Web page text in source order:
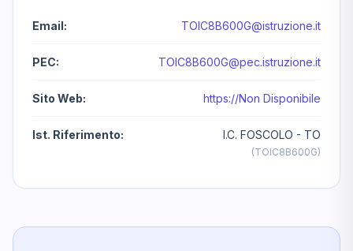
Email: TOIC8B600G@istruzione.it
PEC: TOIC8B600G@pec.istruzione.it
Sito Web: https://Non Disponibile
Ist. Riferimento: I.C. FOSCOLO - TO
(TOIC8B600G)